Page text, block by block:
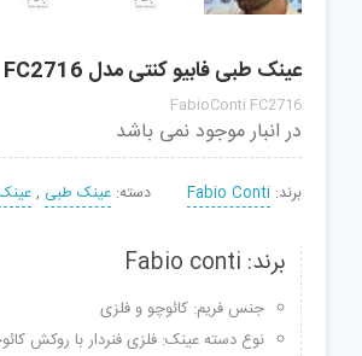
عینک طبی فابیو کنتی مدل FC2716
FabioConti FC2716
در انبار موجود نمی باشد
برند: Fabio Conti دسته: عینک طبی ,
برند: Fabio conti
جنس فریم: کائوچو و فلزی
نوع دسته عینک: فلزی فنردار با روکش